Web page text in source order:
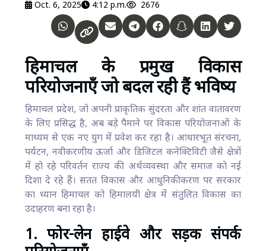
Oct. 6, 2025 4:12 p.m. 2676
हिमाचल के प्रमुख विकास
परियोजनाएँ जो बदल रही हैं भविष्य
हिमाचल प्रदेश, जो अपनी प्राकृतिक सुंदरता और शांत वातावरण
के लिए प्रसिद्ध है, अब बड़े पैमाने पर विकास परियोजनाओं के
माध्यम से एक नए युग में प्रवेश कर रहा है। आधारभूत संरचना,
पर्यटन, नवीकरणीय ऊर्जा और डिजिटल कनेक्टिविटी जैसे क्षेत्रों
में हो रहे परिवर्तन राज्य की अर्थव्यवस्था और समाज को नई
दिशा दे रहे हैं। सतत विकास और आधुनिकीकरण पर सरकार
का ध्यान हिमाचल को हिमालयी क्षेत्र में संतुलित विकास का
उदाहरण बना रहा है।
1. फोर-लेन हाईवे और सड़क संपर्क